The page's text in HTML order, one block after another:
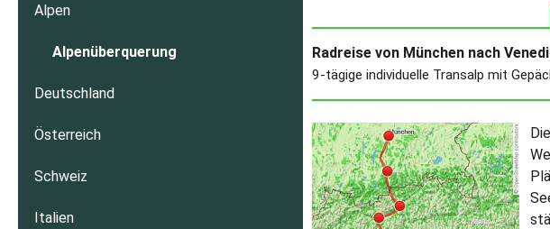
Radreise von München nach
9-tägige individuelle Transalp mit
Alpen
Alpenüberquerung
Deutschland
Österreich
Schweiz
Italien